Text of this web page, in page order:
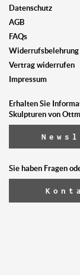
Datenschutz
AGB
FAQs
Widerrufsbelehrung
Vertrag widerrufen
Impressum
Erhalten Sie
Skulpturen von
Sie haben Fragen